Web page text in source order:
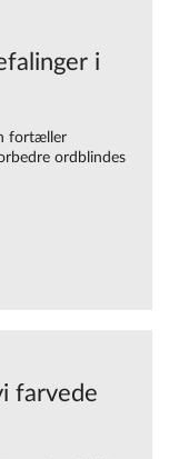
i
fortæller
ordblindes
farvede